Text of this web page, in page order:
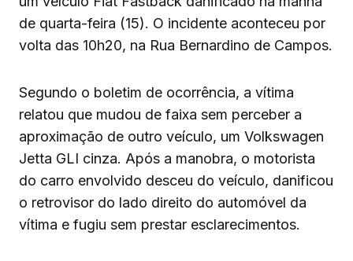
de quarta-feira (15). O incidente aconteceu por
volta das 10h20, na Rua Bernardino de Campos.
Segundo o boletim de ocorrência, a vítima
relatou que mudou de faixa sem perceber a
aproximação de outro veículo, um Volkswagen
Jetta GLI cinza. Após a manobra, o motorista
do carro envolvido desceu do veículo, danificou
o retrovisor do lado direito do automóvel da
vítima e fugiu sem prestar esclarecimentos.